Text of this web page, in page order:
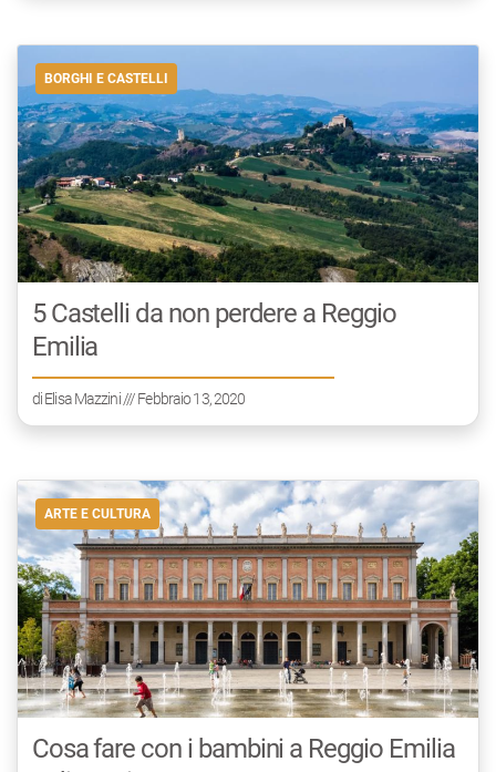
BORGHI E CASTELLI
5 Castelli da non perdere a Reggio
Emilia
diElisa Mazzini/// Febbraio 13, 2020
ARTE E CULTURA
Cosa fare con i bambini a Reggio Emilia